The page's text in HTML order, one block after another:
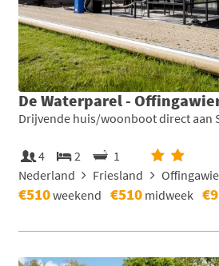
De Waterparel -
Drijvende huis/woonboot direct aan
4 2
1
Nederland
Friesland
€510weekend €510 midweek